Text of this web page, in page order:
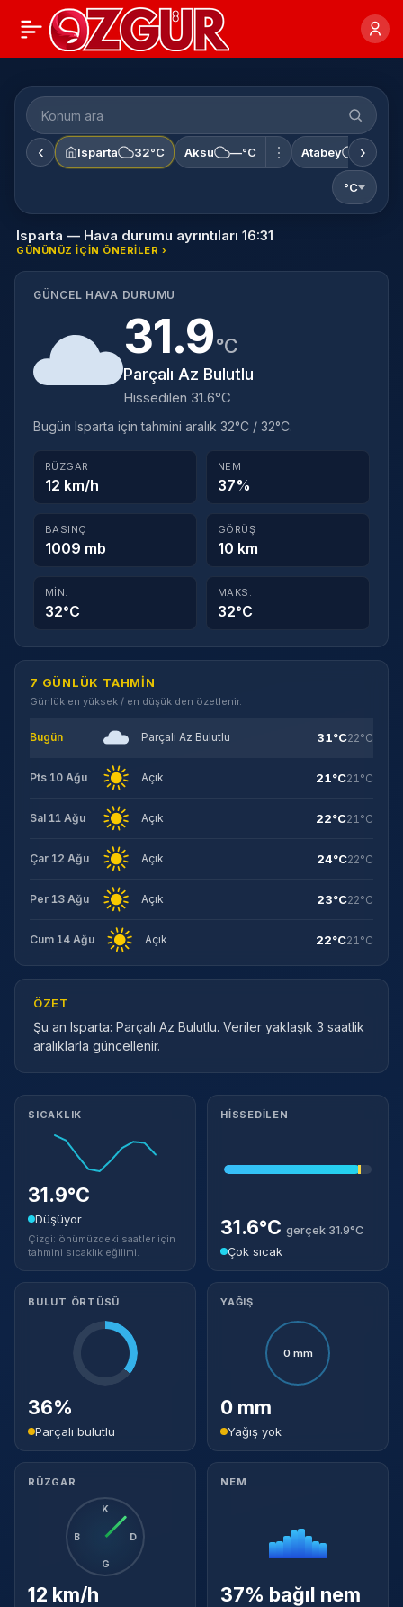
‹ Isparta 32°C Aksu —°C ⋮ Atabey —°C
›
°C
Isparta — Hava durumu ayrıntıları 16:31
GÜNÜNÜZ IÇIN ÖNERILER ›
GÜNCEL HAVA DURUMU
31.9°C
Parçalı Az Bulutlu
Hissedilen 31.6°C
Bugün Isparta için tahmini aralık 32°C / 32°C.
RÜZGAR
12 km/h
NEM
37%
BASINÇ
1009 mb
GÖRÜŞ
10 km
MIN.
32°C
MAKS.
32°C
7 GÜNLÜK TAHMIN
Günlük en yüksek / en düşük den özetlenir.
Bugün Parçalı Az Bulutlu 31°C22°C
Pts 10 Ağu Açık 21°C21°C
Sal 11 Ağu Açık 22°C21°C
Çar 12 Ağu Açık 24°C22°C
Per 13 Ağu Açık 23°C22°C
Cum 14 Ağu Açık 22°C21°C
ÖZET
Şu an Isparta: Parçalı Az Bulutlu. Veriler yaklaşık 3 saatlik
aralıklarla güncellenir.
Meteorolojik ayrıntılar
SICAKLIK
31.9°C
Düşüyor
Çizgi: önümüzdeki saatler için
tahmini sıcaklık eğilimi.
HISSEDILEN
31.6°C gerçek 31.9°C
Çok sıcak
BULUT ÖRTÜSÜ
36%
Parçalı bulutlu
YAĞIŞ
0 mm
0 mm
Yağış yok
RÜZGAR
K
D
G
B
12 km/h
NEM
37% bağıl nem